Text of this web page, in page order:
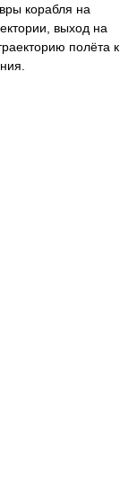
корабля на
выход на
полёта к